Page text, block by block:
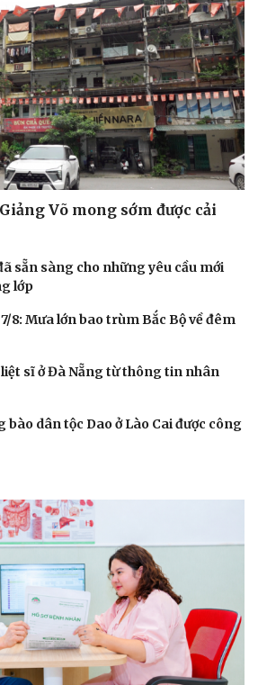
Võ mong sớm được cải
sẵn sàng cho những yêu cầu mới
lớp
8: Mưa lớn bao trùm Bắc Bộ về đêm
sĩ ở Đà Nẵng từ thông tin nhân
bào dân tộc Dao ở Lào Cai được công